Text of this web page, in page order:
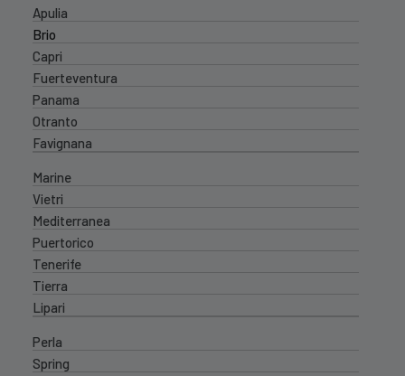
Apulia
Brio
Capri
Fuerteventura
Panama
Otranto
Favignana
Marine
Vietri
Mediterranea
Puertorico
Tenerife
Tierra
Lipari
Perla
Spring